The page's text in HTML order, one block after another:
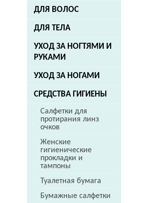
ДЛЯ ВОЛОС
ДЛЯ ТЕЛА
УХОД ЗА НОГТЯМИ И
РУКАМИ
УХОД ЗА НОГАМИ
СРЕДСТВА ГИГИЕНЫ
Салфетки для
протирания линз
очков
Женские
гигиенические
прокладки и
тампоны
Туалетная бумага
Бумажные салфетки